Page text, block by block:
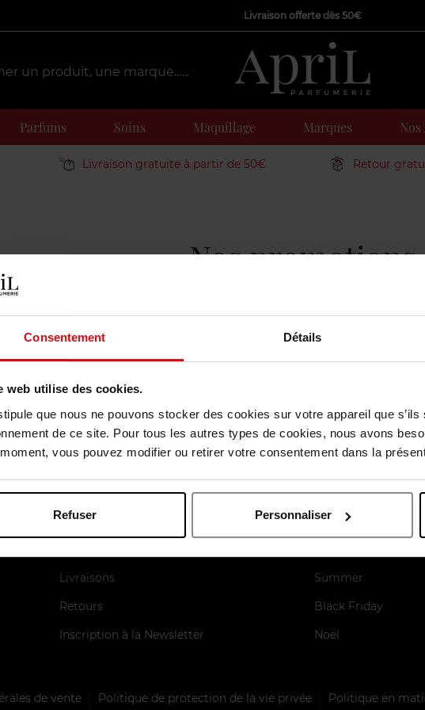
Consentement Détails
web utilise des cookies.
que nous ne pouvons stocker des cookies sur votre appareil que
de ce site. Pour tous les autres types de cookies, nous avons
vous pouvez modifier ou retirer votre consentement dans la
Refuser Personnaliser
Livraison offerte dès 50€
Parfums Soins Maquillage Marques
Livraison gratuite à partir de 50€ Retour
Nos promotions
préférées, c’est par ici ! Envie de changer de parfum ou de trouver
Nos services
Carte de fidélité
FAQ
Livraisons
Retours
Inscription à la Newsletter
Nos moments forts
Saint Valentin
Fête des mères
Summer
Black Friday
Noël
de vente Politique de protection de la vie privée Politique en